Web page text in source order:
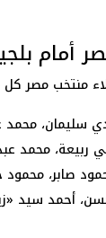
أمام
منتخب مصركل
سليمان، محمد
ربيعة، محمد
صابر،
أحمد سيد